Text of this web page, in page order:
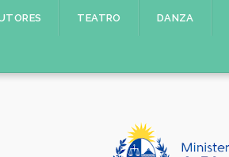
TEATRO DANZA